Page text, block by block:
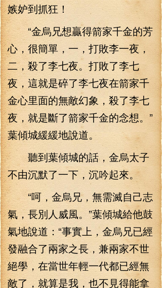
嫉妒到抓狂！
“金烏兄想贏得箭家千金的芳
心，很簡單，一，打敗李一夜，
二，殺了李七夜。打敗了李七
夜，這就是碎了李七夜在箭家千
金心里面的無敵幻象，殺了李七
夜，就是斷了箭家千金的念想。”
葉傾城緩緩地說道。
聽到葉傾城的話，金烏太子
不由沉默了一下，沉吟起來。
“呵，金烏兄，無需滅自己志
氣，長別人威風。”葉傾城給他鼓
氣地說道：“事實上，金烏兄已經
發融合了兩家之長，兼兩家不世
絕學，在當世年輕一代都已經無
敵了，就算是我，也不見得能拿